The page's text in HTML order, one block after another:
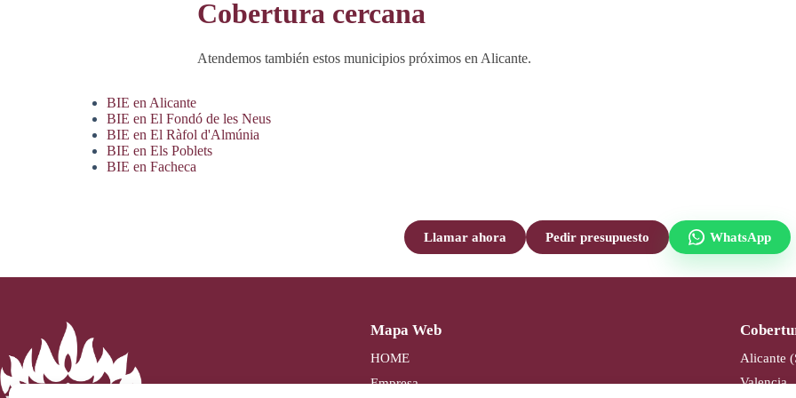
Cobertura cercana
Atendemos también estos municipios próximos en Alicante.
BIE en Alicante
BIE en El Fondó de les Neus
BIE en El Ràfol d'Almúnia
BIE en Els Poblets
BIE en Facheca
Llamar ahora Pedir presupuesto WhatsApp
Mapa Web
HOME
Empresa
Alicante
Valencia